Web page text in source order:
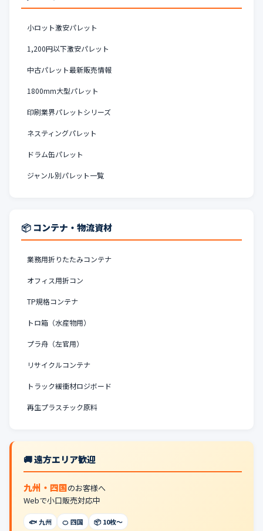
小ロット激安パレット
1,200円以下激安パレット
中古パレット最新販売情報
1800mm大型パレット
印刷業界パレットシリーズ
ネスティングパレット
ドラム缶パレット
ジャンル別パレット一覧
📦 コンテナ・物流資材
業務用折りたたみコンテナ
オフィス用折コン
TP規格コンテナ
トロ箱（水産物用）
プラ舟（左官用）
リサイクルコンテナ
トラック緩衝材ロジボード
再生プラスチック原料
🚚 遠方エリア歓迎
九州・四国のお客様へ
Webで小口販売対応中
🐟 九州 🍊 四国 📦 10枚〜